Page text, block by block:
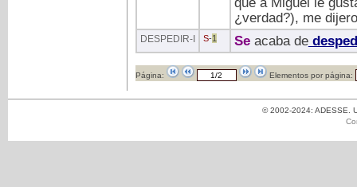
¿verdad?), me
DESPEDIR-I S-1 Seacaba de
Página: Elementos por página:
© 2002-2024: ADESSE.